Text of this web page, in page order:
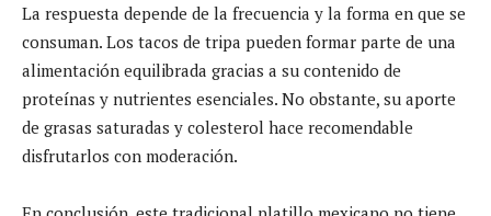
La respuesta depende de la frecuencia y la forma en que se
consuman. Los tacos de tripa pueden formar parte de una
alimentación equilibrada gracias a su contenido de
proteínas y nutrientes esenciales. No obstante, su aporte
de grasas saturadas y colesterol hace recomendable
disfrutarlos con moderación.